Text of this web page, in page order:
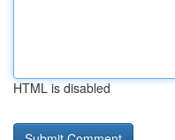
HTML is disabled